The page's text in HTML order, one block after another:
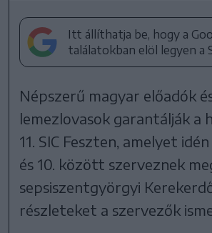
Itt állíthatja be, hogy a
találatokban elöl legyen a
Népszerű magyar előadók
lemezlovasok garantálják a
11. SIC Feszten, amelyet
és 10. között szerveznek
sepsiszentgyörgyi
részleteket a szervezők